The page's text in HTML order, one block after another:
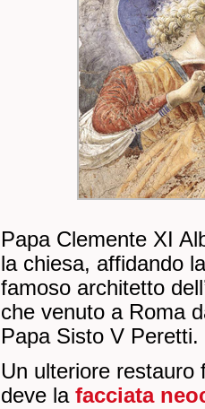
Papa Clemente XI
la chiesa, affidando
famoso architetto
che venuto a Roma
Papa Sisto V Peretti.
Un ulteriore restauro
deve la facciata